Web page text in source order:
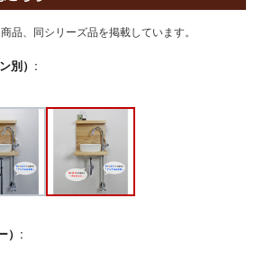
品、同シリーズ品を掲載しています。
別）:
）: